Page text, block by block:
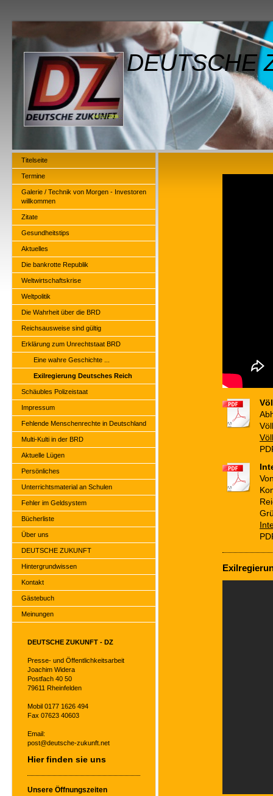
DEUTSCHE
Titelseite
Termine
Galerie / Technik von Morgen - Investoren
willkommen
Zitate
Gesundheitstips
Aktuelles
Die bankrotte Republik
Weltwirtschaftskrise
Weltpolitik
Die Wahrheit über die BRD
Reichsausweise sind gültig
Erklärung zum Unrechtstaat BRD
Eine wahre Geschichte ...
Exilregierung Deutsches Reich
Schäubles Polizeistaat
Impressum
Fehlende Menschenrechte in Deutschland
Multi-Kulti in der BRD
Aktuelle Lügen
Persönliches
Unterrichtsmaterial an Schulen
Fehler im Geldsystem
Bücherliste
Über uns
DEUTSCHE ZUKUNFT
Hintergrundwissen
Kontakt
Gästebuch
Meinungen
DEUTSCHE ZUKUNFT - DZ
Presse- und Öffentlichkeitsarbeit
Joachim Widera
Postfach 40 50
79611 Rheinfelden
Mobil 0177 1626 494
Fax 07623 40603
Email:
post@deutsche-zukunft.net
Hier finden sie uns
Unsere Öffnungszeiten